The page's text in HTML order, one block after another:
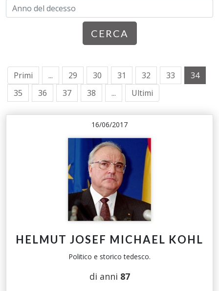
CERCA
Primi ... 29 30 31 32 33
34
35
36 37 38 ... Ultimi
16/06/2017
HELMUT JOSEF MICHAEL KOHL
Politico e storico tedesco.
di anni 87